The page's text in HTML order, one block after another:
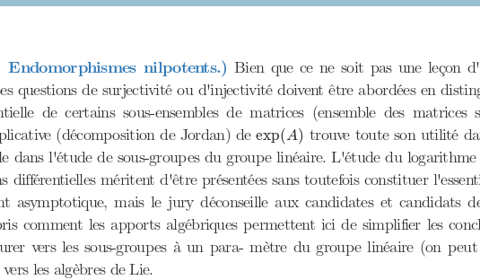
nilpotents.) Bien que ce ne soit pas une leçon
questions de surjectivité ou d'injectivité doivent être abordées en
de certains sous-ensembles de matrices (ensemble des matrices
(décomposition de Jordan) deexp(A)
( A) trouve toute son utilité
dans l'étude de sous-groupes du groupe linéaire. L'étude du
différentielles méritent d'être présentées sans toutefois constituer
asymptotique, mais le jury déconseille aux candidates et candidats
comment les apports algébriques permettent ici de simplifier les
vers les sous-groupes à un para- mètre du groupe linéaire (on
les algèbres de Lie.